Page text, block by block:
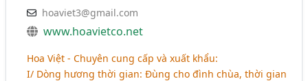
hoaviet3@gmail.com
www.hoavietco.net
Hoa Việt - Chuyên cung cấp và xuất khẩu:
I/ Dòng hương thời gian: Đùng cho đình chùa, thời gian